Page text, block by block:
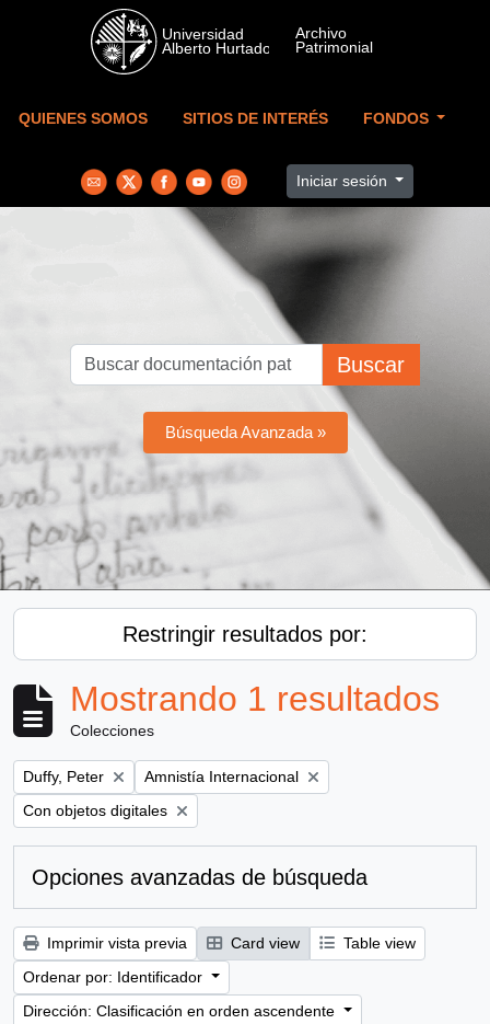
Skip to main content
QUIENES SOMOS SITIOS DE INTERÉS FONDOS
Iniciar sesión
Buscar
Búsqueda Avanzada »
Restringir resultados por:
Mostrando 1 resultados
Colecciones
Remove filter:
Duffy, Peter Remove filter:
Amnistía Internacional
Remove filter:
Con objetos digitales
Opciones avanzadas de búsqueda
Imprimir vista previa Card view
Table view
Ordenar por: Identificador
Dirección: Clasificación en orden ascendente